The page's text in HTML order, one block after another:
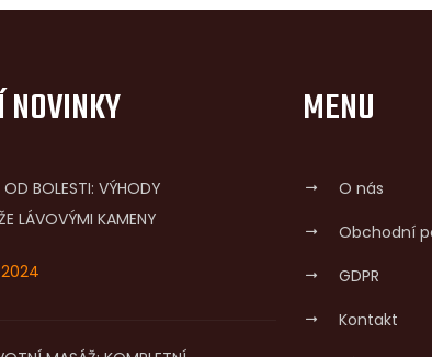
NOVINKY
OD BOLESTI: VÝHODY
LÁVOVÝMI KAMENY
MENU
O nás
Obchodní
GDPR
Kontakt